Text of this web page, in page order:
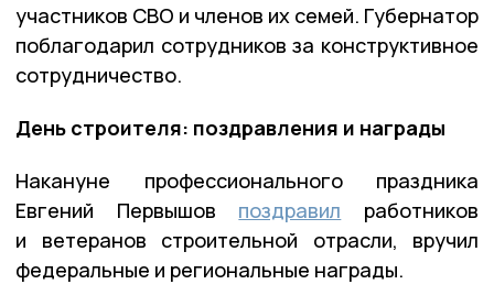
участников СВО и членов их семей. Губернатор
поблагодарил сотрудников за конструктивное
сотрудничество.
День строителя: поздравления и награды
Накануне профессионального праздника
Евгений Первышов поздравил работников
и ветеранов строительной отрасли, вручил
федеральные и региональные награды.